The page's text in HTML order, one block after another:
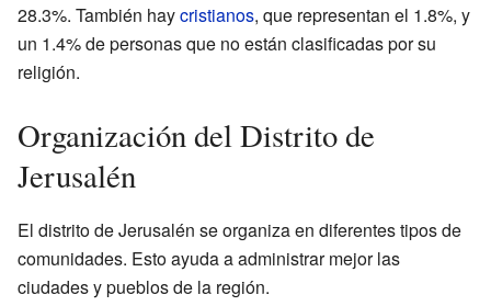
28.3%. También haycristianos, que representan el 1.8%, y
un 1.4% de personas que no están clasificadas por su
religión.
Organización del Distrito de
Jerusalén
El distrito de Jerusalén se organiza en diferentes tipos de
comunidades. Esto ayuda a administrar mejor las
ciudades y pueblos de la región.